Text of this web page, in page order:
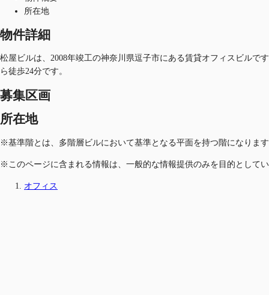
所在地
物件詳細
松屋ビルは、2008年竣工の神奈川県逗子市にある賃貸オフィスビル
ら徒歩24分です。
募集区画
所在地
※基準階とは、多階層ビルにおいて基準となる平面を持つ階になりま
※このページに含まれる情報は、一般的な情報提供のみを目的として
オフィス